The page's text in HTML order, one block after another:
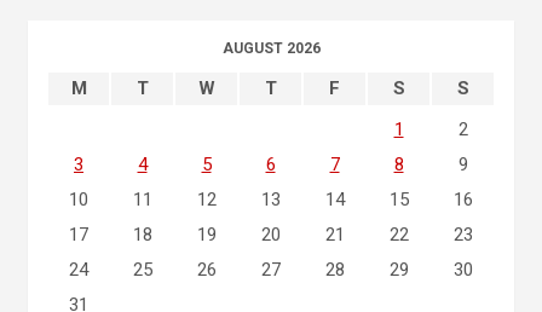
AUGUST 2026
M T W T F S
S
1
2
3
4 5 6 7 8
9
10
11 12 13 14 15
16
17
18 19 20 21 22
23
24
25 26 27 28 29
30
31